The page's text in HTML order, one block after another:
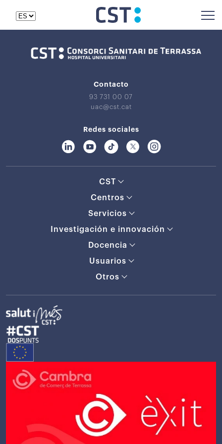
Contacto
93 731 00 07
uac@cst.cat
Redes sociales
CST
Centros
Servicios
Investigación e innovación
Docencia
Usuarios
Otros